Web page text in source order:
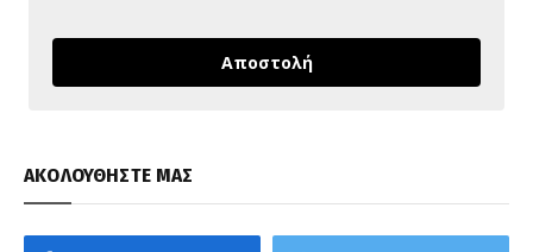
Αποστολή
ΑΚΟΛΟΥΘΗΣΤΕ ΜΑΣ